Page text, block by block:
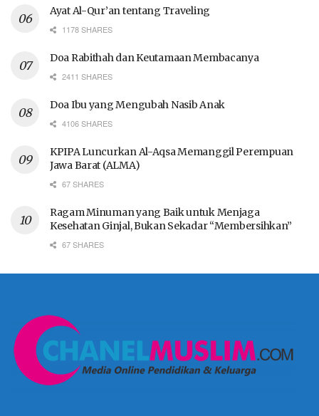
Ayat Al-Qur’an tentang Traveling
1178 SHARES
Doa Rabithah dan Keutamaan Membacanya
2411 SHARES
Doa Ibu yang Mengubah Nasib Anak
4106 SHARES
KPIPA Luncurkan Al-Aqsa Memanggil Perempuan
Jawa Barat (ALMA)
67 SHARES
Ragam Minuman yang Baik untuk Menjaga
Kesehatan Ginjal, Bukan Sekadar “Membersihkan”
67 SHARES